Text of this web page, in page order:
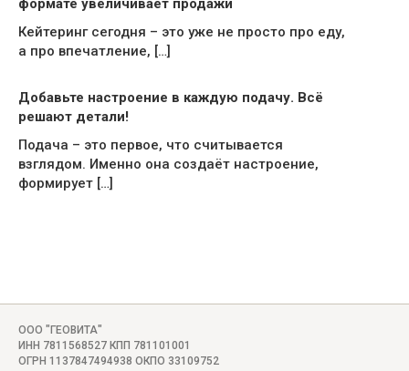
формате увеличивает продажи
Кейтеринг сегодня – это уже не просто про еду,
а про впечатление, […]
Добавьте настроение в каждую подачу. Всё
решают детали!
Подача – это первое, что считывается
взглядом. Именно она создаёт настроение,
формирует […]
ООО "ГЕОВИТА"
ИНН 7811568527 КПП 781101001
ОГРН 1137847494938 ОКПО 33109752